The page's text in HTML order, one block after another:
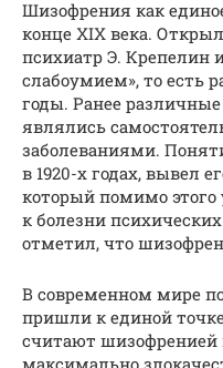
Шизофрения как
конце XIX века.
психиатр Э. Крепелин
слабоумием», то есть
годы. Ранее
являлись
заболеваниями.
в 1920-х годах, вывел
который помимо
к болезни
отметил, что
В современном мире
пришли к единой
считают шизофренией
максимально